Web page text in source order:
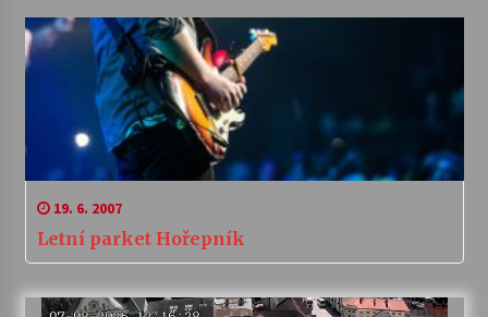
19. 6. 2007
Letní parket Hořepník